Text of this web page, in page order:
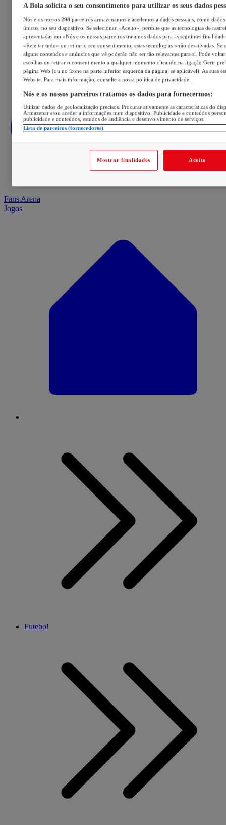
Fans Arena
Jogos
Futebol
A Bola solicita o seu consentimento para utilizar os seus dados
Nós e os nossos 298 parceiros armazenamos e acedemos a dados pessoais, como
únicos, no seu dispositivo. Se selecionar «Aceito», permite que as tecnologias de
apresentadas em «Nós e os nossos parceiros tratamos dados para as seguintes
«Rejeitar tudo» ou retirar o seu consentimento, estas tecnologias serão desativadas. Se
alguns conteúdos e anúncios que vê poderão não ser tão relevantes para si. Pode voltar
escolhas ou retirar o consentimento a qualquer momento clicando na ligação Gerir
página Web (ou no ícone na parte inferior esquerda da página, se aplicável). As suas
Website. Para mais informação, consulte a nossa política de privacidade.
Nós e os nossos parceiros tratamos os dados para fornecermos:
Utilizar dados de geolocalização precisos. Procurar ativamente as características do
Armazenar e/ou aceder a informações num dispositivo. Publicidade e conteúdos
publicidade e conteúdos, estudos de audiência e desenvolvimento de serviços.
Lista de parceiros (fornecedores)
Mostrar finalidades Aceito